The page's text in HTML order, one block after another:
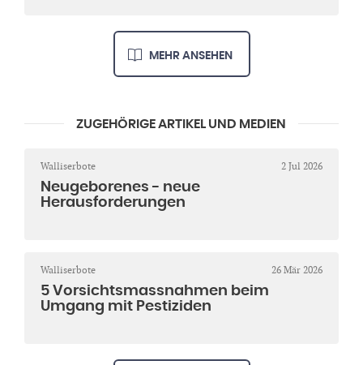
MEHR ANSEHEN
ZUGEHÖRIGE ARTIKEL UND MEDIEN
Walliserbote 2 Jul 2026
Neugeborenes - neue
Herausforderungen
Walliserbote 26 Mär 2026
5 Vorsichtsmassnahmen beim
Umgang mit Pestiziden